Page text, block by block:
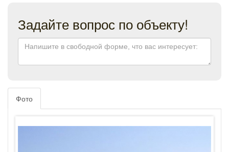
Задайте вопрос по объекту!
Фото